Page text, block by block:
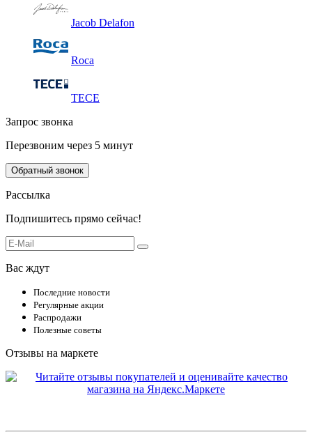
Jacob Delafon
Roca
TECE
Запрос звонка
Перезвоним через 5 минут
Обратный звонок
Рассылка
Подпишитесь прямо сейчас!
Вас ждут
Последние новости
Регулярные акции
Распродажи
Полезные советы
Отзывы на маркете